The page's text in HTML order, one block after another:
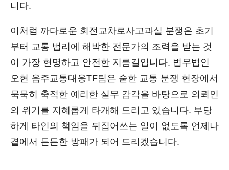
니다.
이처럼 까다로운 회전교차로사고과실 분쟁은 초기
부터 교통 법리에 해박한 전문가의 조력을 받는 것
이 가장 현명하고 안전한 지름길입니다. 법무법인
오현 음주교통대응TF팀은 숱한 교통 분쟁 현장에서
묵묵히 축적한 예리한 실무 감각을 바탕으로 의뢰인
의 위기를 지혜롭게 타개해 드리고 있습니다. 부당
하게 타인의 책임을 뒤집어쓰는 일이 없도록 언제나
곁에서 든든한 방패가 되어 드리겠습니다.